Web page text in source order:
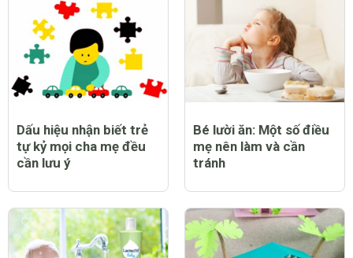
Dấu hiệu nhận biết trẻ
tự kỷ mọi cha mẹ đều
cần lưu ý
Bé lười ăn: Một số điều
mẹ nên làm và cần
tránh